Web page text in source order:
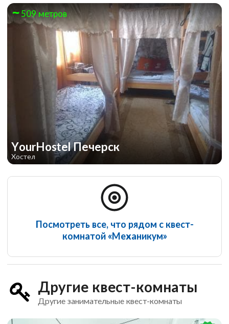
509 метров
YourHostel Печерск
Хостел
Посмотреть все, что рядом с квест-
комнатой «Механикум»
Другие квест-комнаты
Другие занимательные квест-комнаты